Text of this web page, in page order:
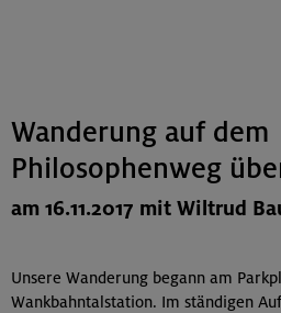
Wanderung auf dem
Philosophenweg
am 16.11.2017 mit Wiltrud
Unsere Wanderung begann am
Wankbahntalstation. Im ständigen